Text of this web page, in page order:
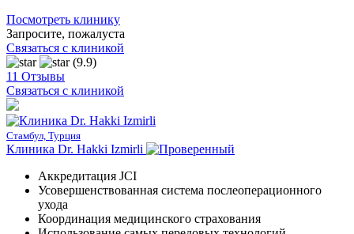
Посмотреть клинику
Запросите, пожалуста
Связаться с клиникой
(9.9)
11 Отзывы
Связаться с клиникой
Стамбул, Турция
Клиника Dr. Hakki Izmirli
Аккредитация JCI
Усовершенствованная система послеоперационного
ухода
Координация медицинского страхования